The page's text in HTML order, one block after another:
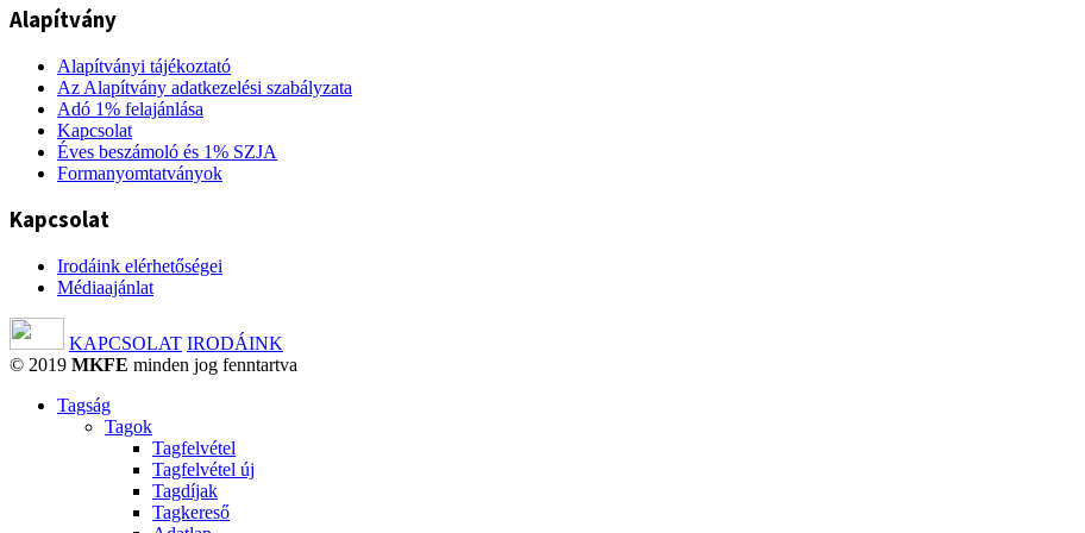
Alapítvány
Alapítványi tájékoztató
Az Alapítvány adatkezelési szabályzata
Adó 1% felajánlása
Kapcsolat
Éves beszámoló és 1% SZJA
Formanyomtatványok
Kapcsolat
Irodáink elérhetőségei
Médiaajánlat
KAPCSOLAT IRODÁINK
© 2019 MKFE minden jog fenntartva
Tagság
Tagok
Tagfelvétel
Tagfelvétel új
Tagdíjak
Tagkereső